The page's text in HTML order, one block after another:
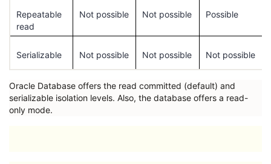
Repeatable
read
Not possible Not possible Possible
Serializable Not possible Not possible Not possible
Oracle Database offers the read committed (default) and
serializable isolation levels. Also, the database offers a read-
only mode.